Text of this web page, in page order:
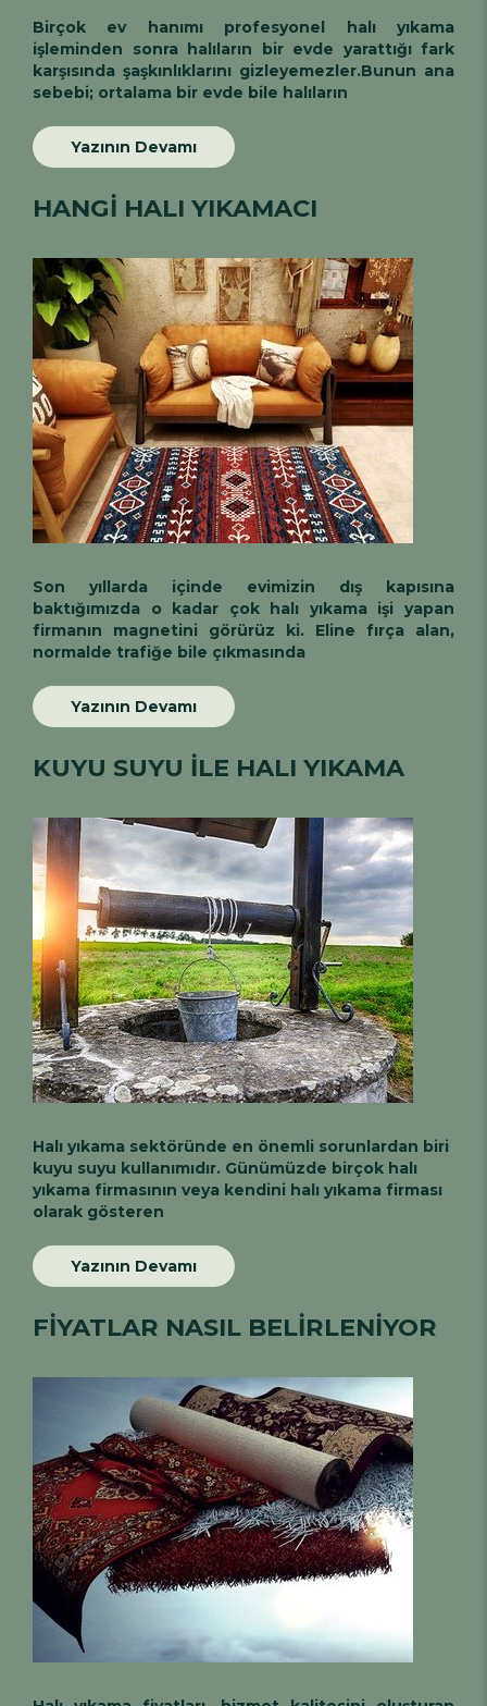
Birçok ev hanımı profesyonel halı yıkama
işleminden sonra halıların bir evde yarattığı fark
karşısında şaşkınlıklarını gizleyemezler.Bunun ana
sebebi; ortalama bir evde bile halıların
Yazının Devamı
HANGİ HALI YIKAMACI
Son yıllarda içinde evimizin dış kapısına
baktığımızda o kadar çok halı yıkama işi yapan
firmanın magnetini görürüz ki. Eline fırça alan,
normalde trafiğe bile çıkmasında
Yazının Devamı
KUYU SUYU İLE HALI YIKAMA
Halı yıkama sektöründe en önemli sorunlardan biri
kuyu suyu kullanımıdır. Günümüzde birçok halı
yıkama firmasının veya kendini halı yıkama firması
olarak gösteren
Yazının Devamı
FİYATLAR NASIL BELİRLENİYOR